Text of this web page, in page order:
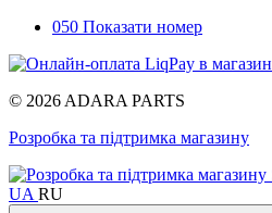
050 Показати номер
© 2026 ADARA PARTS
Розробка та підтримка магазину
UA RU